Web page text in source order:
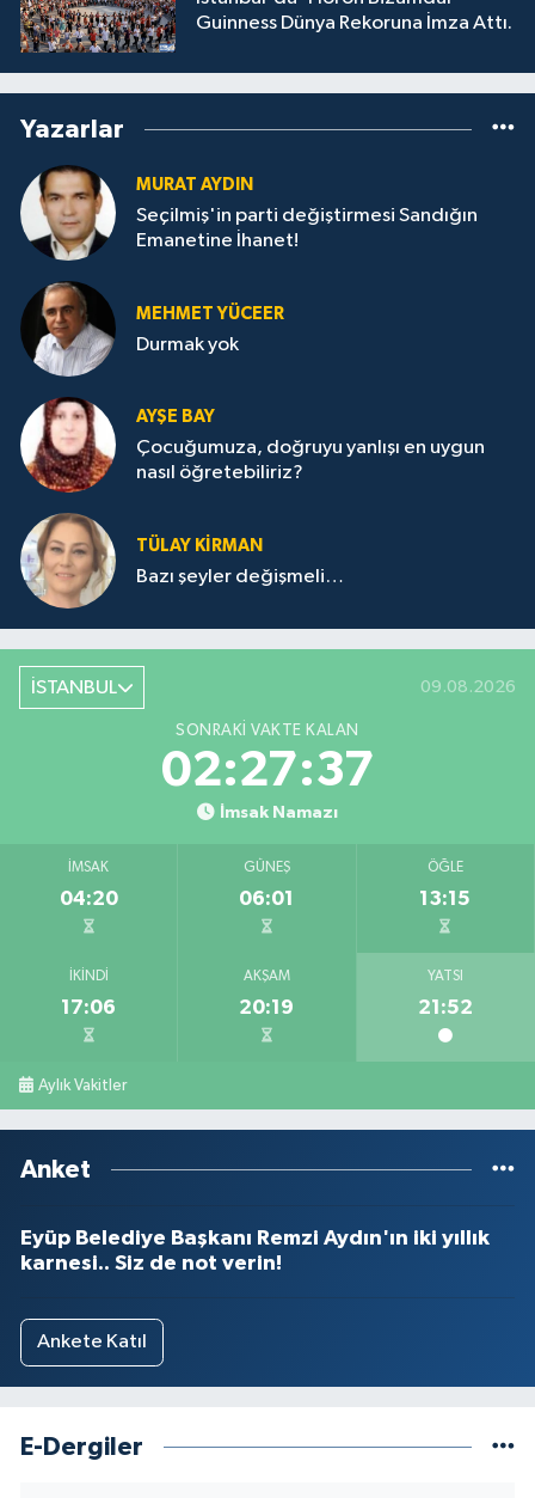
Guinness Dünya Rekoruna İmza Attı.
Yazarlar
MURAT AYDIN
Seçilmiş'in parti değiştirmesi Sandığın
Emanetine İhanet!
MEHMET YÜCEER
Durmak yok
AYŞE BAY
Çocuğumuza, doğruyu yanlışı en uygun
nasıl öğretebiliriz?
TÜLAY KİRMAN
Bazı şeyler değişmeli…
İSTANBUL 09.08.2026
SONRAKI VAKTE KALAN
02:27:37
İmsak Namazı
İMSAK
04:20
GÜNEŞ
06:01
ÖĞLE
13:15
İKINDI
17:06
AKŞAM
20:19
YATSI
21:52
Aylık Vakitler
Anket
Eyüp Belediye Başkanı Remzi Aydın'ın iki yıllık
karnesi.. Siz de not verin!
Ankete Katıl
E-Dergiler